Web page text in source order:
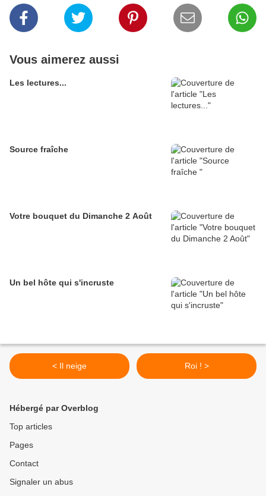
Vous aimerez aussi
Les lectures...
Source fraîche
Votre bouquet du Dimanche 2 Août
Un bel hôte qui s'incruste
< Il neige Roi ! >
Hébergé par Overblog
Top articles
Pages
Contact
Signaler un abus